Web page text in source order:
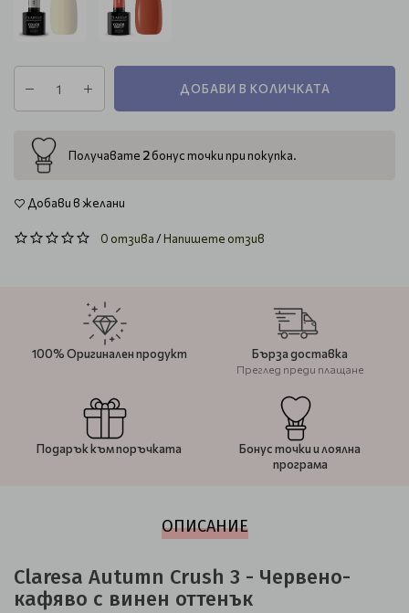
ДОБАВИ В КОЛИЧКАТА
Получавате 2бонус точки при покупка.
Добави в желани
0 отзива/Напишете отзив
100% Оригинален продукт Бърза доставка
Преглед преди плащане
Подарък към поръчката
Бонус точки и лоялна
програма
ОПИСАНИЕ
Claresa Autumn Crush 3 - Червено-
кафяво с винен оттенък